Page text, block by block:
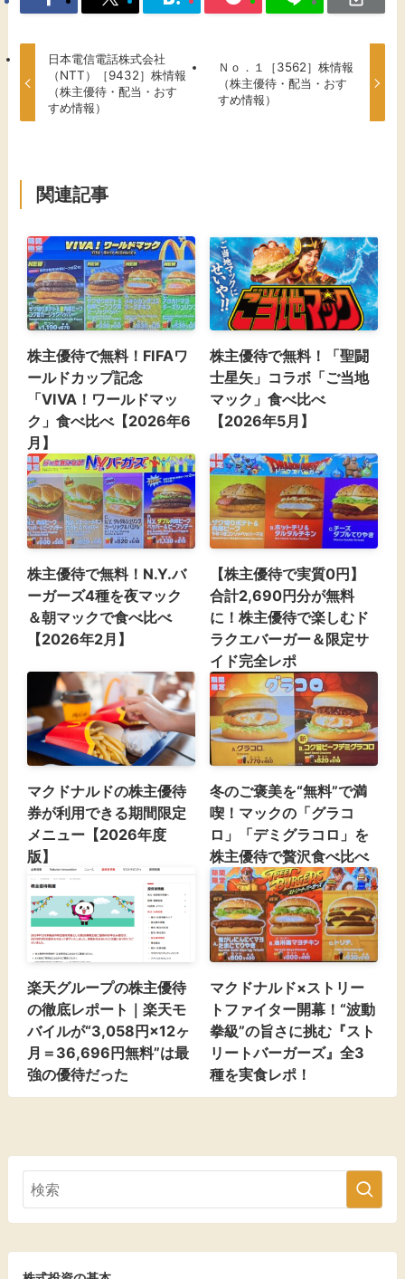
日本電信電話株式会社
（NTT）［9432］株情報
（株主優待・配当・おす
すめ情報）
Ｎｏ．１［3562］株情報
（株主優待・配当・おす
すめ情報）
関連記事
株主優待で無料！FIFAワ
ールドカップ記念
「VIVA！ワールドマッ
ク」食べ比べ【2026年6
月】
株主優待で無料！「聖闘
士星矢」コラボ「ご当地
マック」食べ比べ
【2026年5月】
株主優待で無料！N.Y.バ
ーガーズ4種を夜マック
＆朝マックで食べ比べ
【2026年2月】
【株主優待で実質0円】
合計2,690円分が無料
に！株主優待で楽しむド
ラクエバーガー＆限定サ
イド完全レポ
マクドナルドの株主優待
券が利用できる期間限定
メニュー【2026年度
版】
冬のご褒美を“無料”で満
喫！マックの「グラコ
ロ」「デミグラコロ」を
株主優待で贅沢食べ比べ
楽天グループの株主優待
の徹底レポート｜楽天モ
バイルが“3,058円×12ヶ
月＝36,696円無料”は最
強の優待だった
マクドナルド×ストリー
トファイター開幕！“波動
拳級”の旨さに挑む『スト
リートバーガーズ』全3
種を実食レポ！